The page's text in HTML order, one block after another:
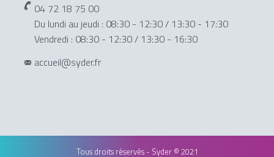
04 72 18 75 00
Du lundi au jeudi : 08:30 - 12:30 / 13:30 - 17:30
Vendredi : 08:30 - 12:30 / 13:30 - 16:30
accueil@syder.fr
Tous droits réservés - Syder © 2021